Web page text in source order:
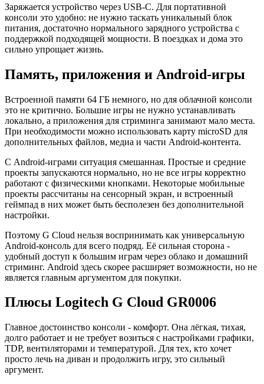
Заряжается устройство через USB-C. Для портативной
консоли это удобно: не нужно таскать уникальный блок
питания, достаточно нормального зарядного устройства с
поддержкой подходящей мощности. В поездках и дома это
сильно упрощает жизнь.
Память, приложения и Android-игры
Встроенной памяти 64 ГБ немного, но для облачной консоли
это не критично. Большие игры не нужно устанавливать
локально, а приложения для стриминга занимают мало места.
При необходимости можно использовать карту microSD для
дополнительных файлов, медиа и части Android-контента.
С Android-играми ситуация смешанная. Простые и средние
проекты запускаются нормально, но не все игры корректно
работают с физическими кнопками. Некоторые мобильные
проекты рассчитаны на сенсорный экран, и встроенный
геймпад в них может быть бесполезен без дополнительной
настройки.
Поэтому G Cloud нельзя воспринимать как универсальную
Android-консоль для всего подряд. Её сильная сторона -
удобный доступ к большим играм через облако и домашний
стриминг. Android здесь скорее расширяет возможности, но не
является главным аргументом для покупки.
Плюсы Logitech G Cloud GR0006
Главное достоинство консоли - комфорт. Она лёгкая, тихая,
долго работает и не требует возиться с настройками графики,
TDP, вентиляторами и температурой. Для тех, кто хочет
просто лечь на диван и продолжить игру, это сильный
аргумент.